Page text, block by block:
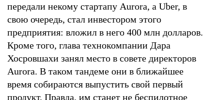
передали некому стартапу Aurora, а Uber, в
свою очередь, стал инвестором этого
предприятия: вложил в него 400 млн долларов.
Кроме того, глава технокомпании Дара
Хосровшахи занял место в совете директоров
Aurora. В таком тандеме они в ближайшее
время собираются выпустить свой первый
продукт. Правда, им станет не беспилотное